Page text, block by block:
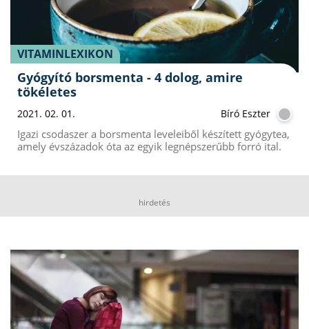
VITAMINLEXIKON
Gyógyító borsmenta - 4 dolog, amire
tökéletes
2021. 02. 01. Bíró Eszter
Igazi csodaszer a borsmenta leveleiből készített gyógytea,
amely évszázadok óta az egyik legnépszerűbb forró ital.
hirdetés